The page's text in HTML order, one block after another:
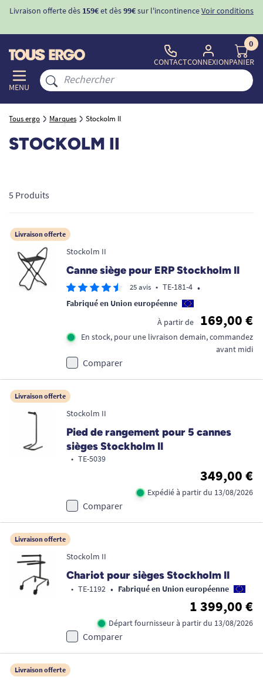
Livraison offerte dès 159€et dès99€sur l'incontinenceVoir conditions
MENU
CONTACTCONNEXION
0
PANIER
Tous ergo Marques Stockolm II
STOCKOLM II
5 Produits
Livraison offerte
Stockolm II
Canne siège pour ERP Stockholm II
25 avis • TE-181-4 •
Fabriqué en Union européenne
À partir de
169,00 €
En stock, pour une livraison demain, commandez
avant midi
Comparer
Livraison offerte
Stockolm II
Pied de rangement pour 5 cannes
sièges Stockholm II
• TE-5039
349,00 €
Expédié à partir du 13/08/2026
Comparer
Livraison offerte
Stockolm II
Chariot pour sièges Stockholm II
• TE-1192 • Fabriqué en Union européenne
1 399,00 €
Départ fournisseur à partir du 13/08/2026
Comparer
Livraison offerte